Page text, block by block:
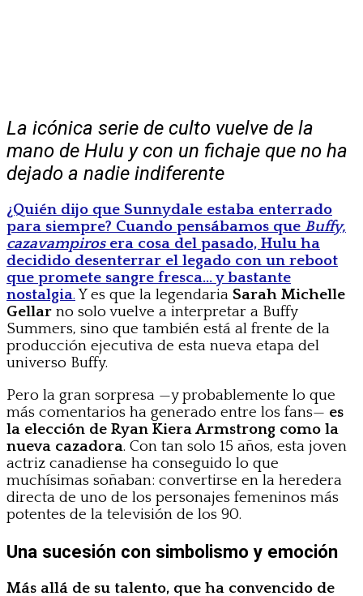
La icónica serie de culto vuelve de la
mano de Hulu y con un fichaje que no ha
dejado a nadie indiferente
¿Quién dijo que Sunnydale estaba enterrado
para siempre? Cuando pensábamos que Buffy,
cazavampirosera cosa del pasado, Hulu ha
decidido desenterrar el legado con un reboot
que promete sangre fresca… y bastante
nostalgia.Y es que la legendaria Sarah Michelle
Gellar no solo vuelve a interpretar a Buffy
Summers, sino que también está al frente de la
producción ejecutiva de esta nueva etapa del
universo Buffy.
Pero la gran sorpresa —y probablemente lo que
más comentarios ha generado entre los fans— es
la elección de Ryan Kiera Armstrong como la
nueva cazadora. Con tan solo 15 años, esta joven
actriz canadiense ha conseguido lo que
muchísimas soñaban: convertirse en la heredera
directa de uno de los personajes femeninos más
potentes de la televisión de los 90.
Una sucesión con simbolismo y emoción
Más allá de su talento, que ha convencido de